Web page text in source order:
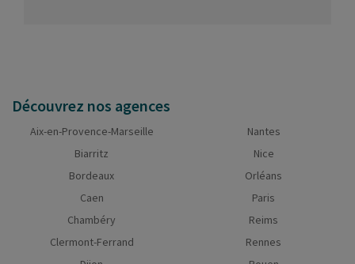
Découvrez nos agences
Aix-en-Provence-Marseille
Biarritz
Bordeaux
Caen
Chambéry
Clermont-Ferrand
Nantes
Nice
Orléans
Paris
Reims
Rennes